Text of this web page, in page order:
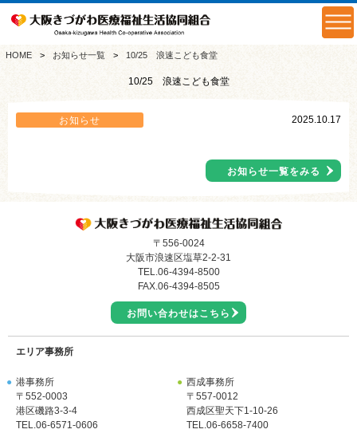
HOME お知らせ一覧 10/25 浪速こども食堂
10/25 浪速こども食堂
お知らせ 2025.10.17
お知らせ一覧をみる
〒556-0024
大阪市浪速区塩草2-2-31
TEL.06-4394-8500
FAX.06-4394-8505
お問い合わせはこちら
エリア事務所
● 港事務所
〒552-0003
港区磯路3-3-4
TEL.06-6571-0606
● 西成事務所
〒557-0012
西成区聖天下1-10-26
TEL.06-6658-7400